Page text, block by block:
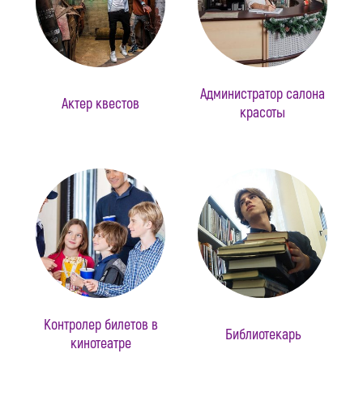
Актер квестов
Администратор салона
красоты
Контролер билетов в
кинотеатре
Библиотекарь